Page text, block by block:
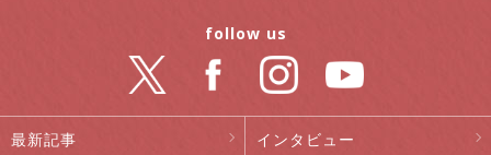
最新記事 インタビュー
follow us